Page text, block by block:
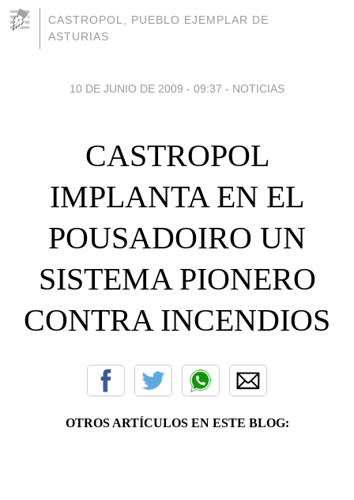
CASTROPOL, PUEBLO EJEMPLAR DE
ASTURIAS
10 DE JUNIO DE 2009 - 09:37 - NOTICIAS
CASTROPOL
IMPLANTA EN EL
POUSADOIRO UN
SISTEMA PIONERO
CONTRA INCENDIOS
OTROS ARTÍCULOS EN ESTE BLOG: